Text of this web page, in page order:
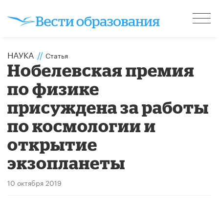
НАУКА // Статья
Нобелевская премия
по физике
присуждена за работы
по космологии и
открытие
экзопланеты
10 октября 2019